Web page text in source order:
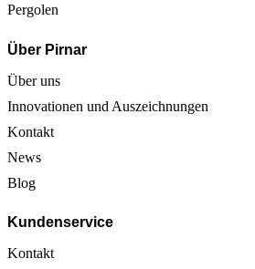
Pergolen
Über Pirnar
Über uns
Innovationen und Auszeichnungen
Kontakt
News
Blog
Kundenservice
Kontakt